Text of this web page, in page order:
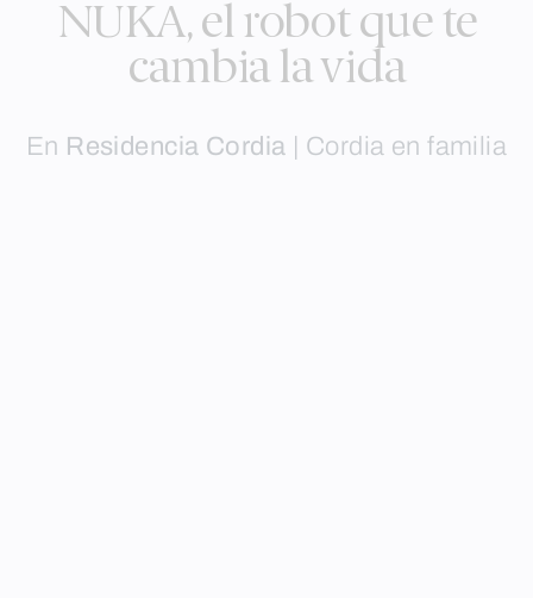
NUKA, el robot que te
cambia la vida
En Residencia Cordia Cordia en familia